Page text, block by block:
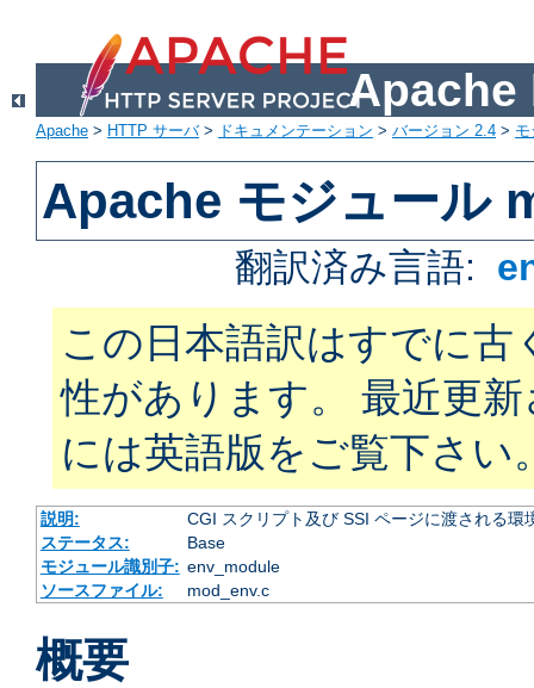
Apache
Apache > HTTP サーバ> ドキュメンテーション > バージョン 2.4 >
Apache モジュール
翻訳済み言語:
この日本語訳はすでに古
性があります。 最近更
には英語版をご覧下さい
説明:
CGI スクリプト及び SSI ページに渡される環
ステータス:
Base
モジュール識別子: env_module
ソースファイル:
mod_env.c
概要